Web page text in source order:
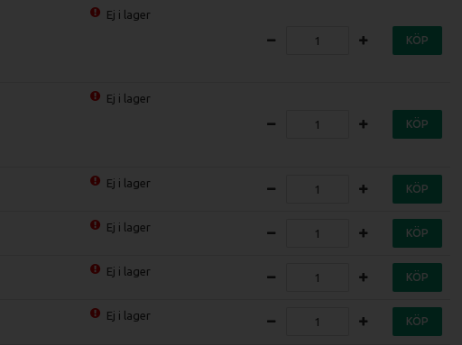
Ej i lager
KÖP
Ej i lager
KÖP
Ej i lager KÖP
Ej i lager KÖP
Ej i lager KÖP
Ej i lager KÖP